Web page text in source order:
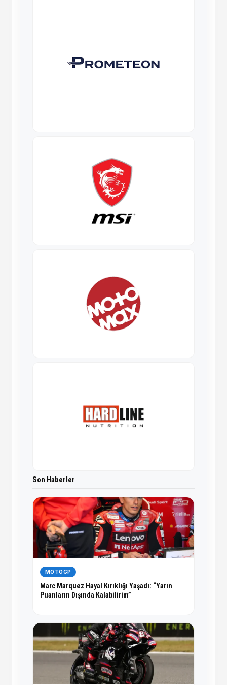
Son Haberler
MOTOGP
Marc Marquez Hayal Kırıklığı Yaşadı: “Yarın
Puanların Dışında Kalabilirim”